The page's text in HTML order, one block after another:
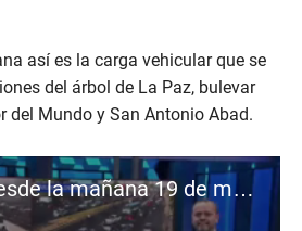
así es la carga vehicular que se
del árbol de La Paz, bulevar
del Mundo y San Antonio Abad.
Reporte Vial desde la mañana 19 de marzo